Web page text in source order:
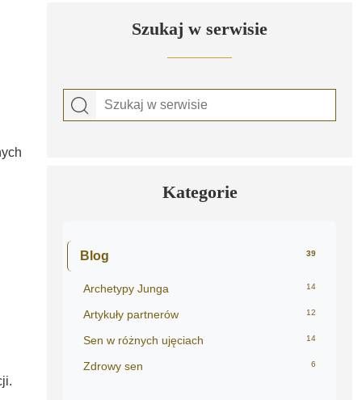
Szukaj w serwisie
Kategorie
Blog 39
Archetypy Junga 14
Artykuły partnerów 12
Sen w różnych ujęciach 14
Zdrowy sen 6